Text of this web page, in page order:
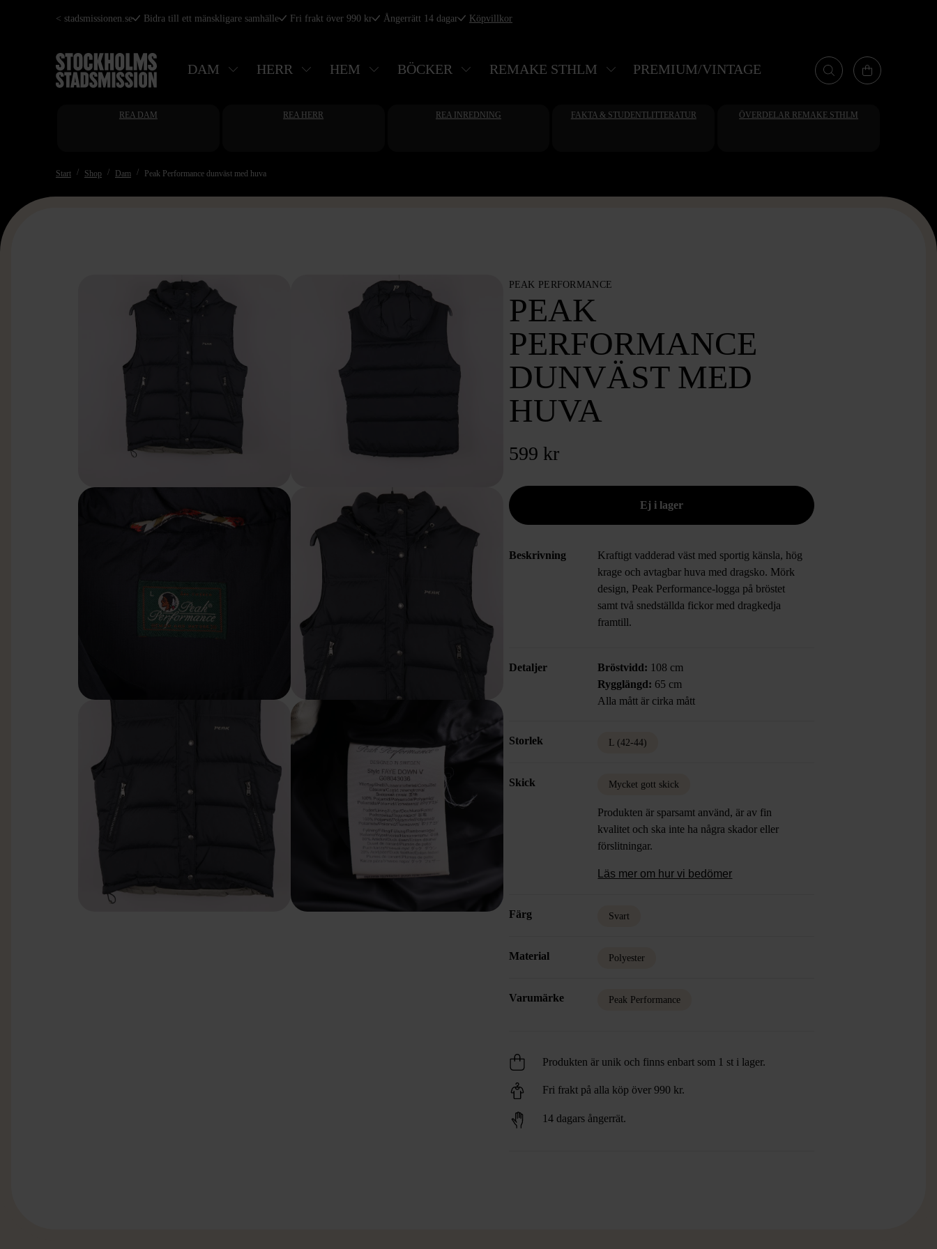
Hoppa
huvudinnehåll
< stadsmissionen.se Bidra till ett mänskligare samhälle Fri frakt över 990 kr Ångerrätt 14 dagar Köpvillkor
DAM HERR HEM BÖCKER REMAKE STHLM PREMIUM/VINTAGE
REA DAM REA HERR REA INREDNING FAKTA & STUDENTLITTERATUR ÖVERDELAR REMAKE STHLM
Start Shop Dam Peak Performance dunväst med huva
PEAK PERFORMANCE
PEAK
PERFORMANCE
DUNVÄST MED
HUVA
599 kr
Beskrivning
Kraftigt vadderad väst med sportig känsla, hög
krage och avtagbar huva med dragsko. Mörk
design, Peak Performance-logga på bröstet
samt två snedställda fickor med dragkedja
framtill.
Detaljer Bröstvidd: 108 cm
Rygglängd: 65 cm
Alla mått är cirka mått
Storlek L (42-44)
Skick Mycket gott skick
Produkten är sparsamt använd, är av fin
kvalitet och ska inte ha några skador eller
förslitningar.
Läs mer om hur vi bedömer
Färg Svart
Material Polyester
Varumärke Peak Performance
Produkten är unik och finns enbart som 1 st i lager.
Fri frakt på alla köp över 990 kr.
14 dagars ångerrät.